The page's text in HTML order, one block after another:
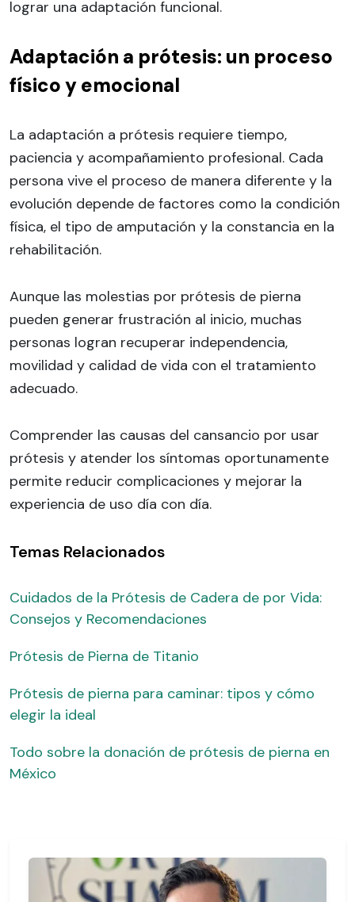
lograr una adaptación funcional.
Adaptación a prótesis: un proceso
físico y emocional
La adaptación a prótesis requiere tiempo,
paciencia y acompañamiento profesional. Cada
persona vive el proceso de manera diferente y la
evolución depende de factores como la condición
física, el tipo de amputación y la constancia en la
rehabilitación.
Aunque las molestias por prótesis de pierna
pueden generar frustración al inicio, muchas
personas logran recuperar independencia,
movilidad y calidad de vida con el tratamiento
adecuado.
Comprender las causas del cansancio por usar
prótesis y atender los síntomas oportunamente
permite reducir complicaciones y mejorar la
experiencia de uso día con día.
Temas Relacionados
Cuidados de la Prótesis de Cadera de por Vida:
Consejos y Recomendaciones
Prótesis de Pierna de Titanio
Prótesis de pierna para caminar: tipos y cómo
elegir la ideal
Todo sobre la donación de prótesis de pierna en
México